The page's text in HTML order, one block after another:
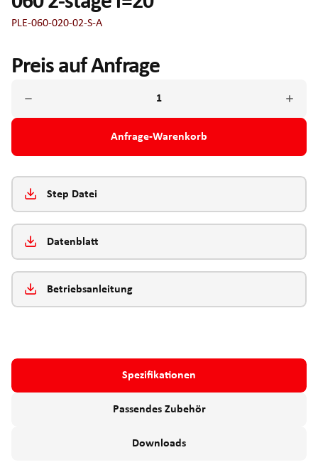
PLE-060-020-02-S-A
Preis auf Anfrage
Anfrage-Warenkorb
Step Datei
Datenblatt
Betriebsanleitung
Spezifikationen
Passendes Zubehör
Downloads